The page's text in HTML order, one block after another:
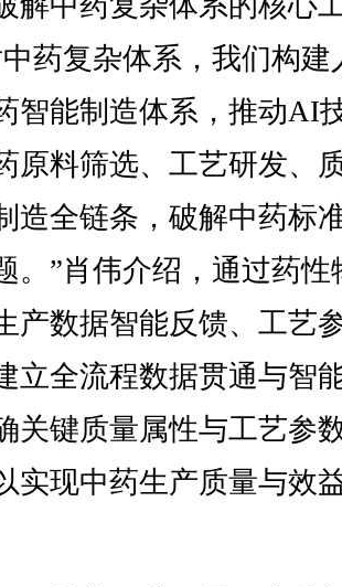
药复杂体系，我们构建
智能制造体系，推动AI
原料筛选、工艺研发、
造全链条，破解中药标
。”肖伟介绍，通过药性
产数据智能反馈、工艺
立全流程数据贯通与智
关键质量属性与工艺参
实现中药生产质量与效